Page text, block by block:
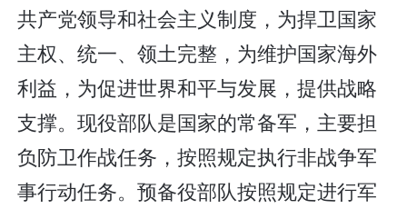
共产党领导和社会主义制度，为捍卫国家
主权、统一、领土完整，为维护国家海外
利益，为促进世界和平与发展，提供战略
支撑。现役部队是国家的常备军，主要担
负防卫作战任务，按照规定执行非战争军
事行动任务。预备役部队按照规定进行军